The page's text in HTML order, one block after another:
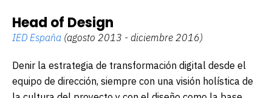
Head of Design
IED España(agosto 2013 - diciembre 2016)
Definir la estrategia de transformación digital desde el
equipo de dirección, siempre con una visión holística de